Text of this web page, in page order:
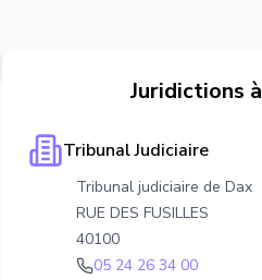
Juridictions à
Tribunal Judiciaire
Tribunal judiciaire de Dax
RUE DES FUSILLES
40100
05 24 26 34 00